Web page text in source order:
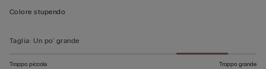
su
Colore stupendo
Taglia: Un po' grande
Troppo piccola Troppo grande